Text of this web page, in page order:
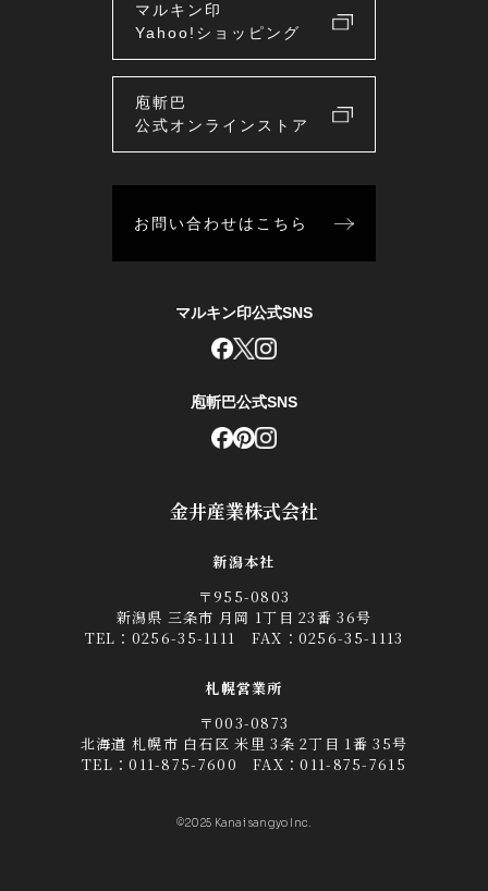
金井産業株式会社
新潟本社
〒955-0803
新潟県 三条市 月岡 1丁目 23番 36号
TEL： 0256-35-1111 FAX：0256-35-1113
札幌営業所
〒003-0873
北海道 札幌市 白石区 米里 3条 2丁目 1番 35号
TEL：011-875-7600 FAX：011-875-7615
©2025 Kanai sangyo Inc.
マルキン印
Yahoo!ショッピング
庖斬巴
公式オンラインストア
お問い合わせはこちら
マルキン印公式SNS
庖斬巴公式SNS